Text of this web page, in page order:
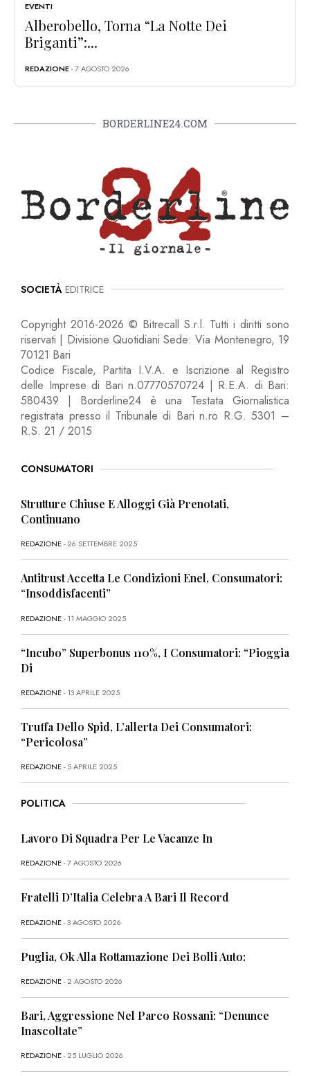
EVENTI
Alberobello, Torna “La Notte Dei
Briganti”:...
REDAZIONE- 7 AGOSTO 2026
BORDERLINE24.COM
SOCIETÀ EDITRICE
Copyright 2016-2026 © Bitrecall S.r.l. Tutti i diritti sono
riservati | Divisione Quotidiani Sede: Via Montenegro, 19
70121 Bari
Codice Fiscale, Partita I.V.A. e Iscrizione al Registro
delle Imprese di Bari n.07770570724 | R.E.A. di Bari:
580439 | Borderline24 è una Testata Giornalistica
registrata presso il Tribunale di Bari n.ro R.G. 5301 –
R.S. 21 / 2015
CONSUMATORI
Strutture Chiuse E Alloggi Già Prenotati,
Continuano
REDAZIONE- 26 SETTEMBRE 2025
Antitrust Accetta Le Condizioni Enel, Consumatori:
“Insoddisfacenti”
REDAZIONE- 11 MAGGIO 2025
“Incubo” Superbonus 110%, I Consumatori: “Pioggia
Di
REDAZIONE- 13 APRILE 2025
Truffa Dello Spid, L’allerta Dei Consumatori:
“Pericolosa”
REDAZIONE- 5 APRILE 2025
POLITICA
Lavoro Di Squadra Per Le Vacanze In
REDAZIONE- 7 AGOSTO 2026
Fratelli D’Italia Celebra A Bari Il Record
REDAZIONE- 3 AGOSTO 2026
Puglia, Ok Alla Rottamazione Dei Bolli Auto:
REDAZIONE- 2 AGOSTO 2026
Bari, Aggressione Nel Parco Rossani: “Denunce
Inascoltate”
REDAZIONE- 25 LUGLIO 2026